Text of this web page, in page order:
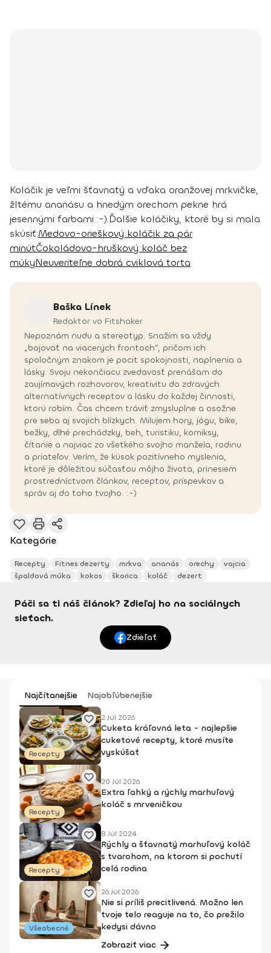
Koláčik je veľmi šťavnatý a vďaka oranžovej mrkvičke,
žltému ananásu a hnedým orechom pekne hrá
jesennými farbami :-).Ďalšie koláčiky, ktoré by si mala
skúsiť:Medovo-orieškový koláčik za pár
minútČokoládovo-hruškový koláč bez
múkyNeuveriteľne dobrá cviklová torta
Baška Línek
Redaktor vo Fitshaker
Nepoznám nudu a stereotyp. Snažím sa vždy
„bojovať na viacerých frontoch“, pričom ich
spoločným znakom je pocit spokojnosti, naplnenia a
lásky. Svoju nekončiacu zvedavosť prenášam do
zaujímavých rozhovorov, kreativitu do zdravých
alternatívnych receptov a lásku do každej činnosti,
ktorú robím. Čas chcem tráviť zmysluplne a osožne
pre seba aj svojich blízkych. Milujem hory, jógu, bike,
bežky, dlhé prechádzky, beh, turistiku, komiksy,
čítanie a najviac zo všetkého svojho manžela, rodinu
a priateľov. Verím, že kúsok pozitívneho myslenia,
ktoré je dôležitou súčasťou môjho života, prinesiem
prostredníctvom článkov, receptov, príspevkov a
správ aj do toho tvojho. :-)
Kategórie
Recepty Fitnes dezerty mrkva ananás orechy
vajcia
špaldová múka
kokos škorica koláč dezert
Páči sa ti náš článok? Zdieľaj ho na sociálnych
sieťach.
Zdieľať
Najčítanejšie Najobľúbenejšie
Recepty
2 Júl 2026
Cuketa kráľovná leta - najlepšie
cuketové recepty, ktoré musíte
vyskúšať
Recepty
20 Júl 2026
Extra ľahký a rýchly marhuľový
koláč s mrveničkou
Recepty
8 Júl 2024
Rýchly a šťavnatý marhuľový koláč
s tvarohom, na ktorom si pochutí
celá rodina
Všeobecné
26 Júl 2026
Nie si príliš precitlivená. Možno len
tvoje telo reaguje na to, čo prežilo
kedysi dávno
Zobraziť viac